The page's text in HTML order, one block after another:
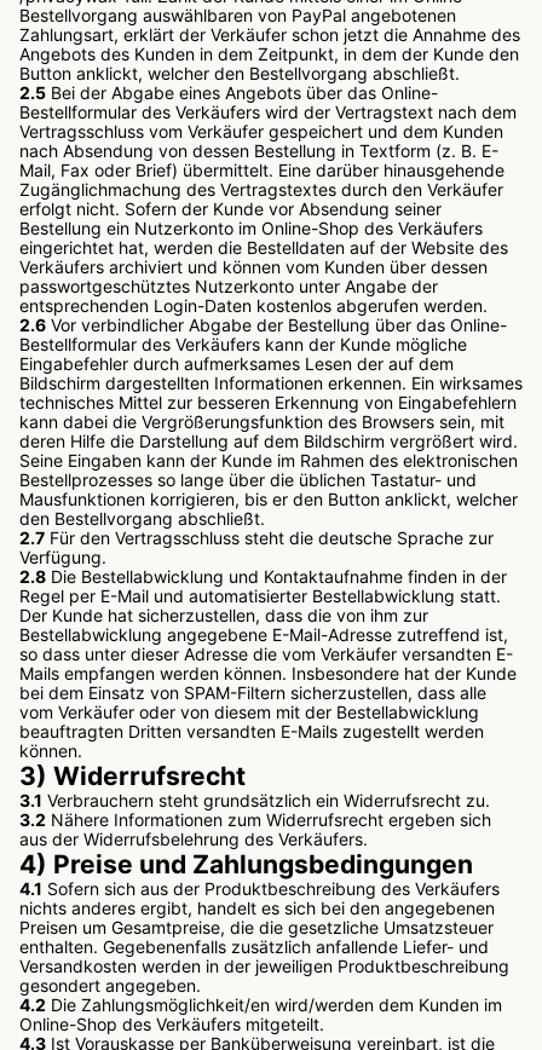
Bestellvorgang auswählbaren von PayPal angebotenen
Zahlungsart, erklärt der Verkäufer schon jetzt die Annahme des
Angebots des Kunden in dem Zeitpunkt, in dem der Kunde den
Button anklickt, welcher den Bestellvorgang abschließt.
2.5 Bei der Abgabe eines Angebots über das Online-
Bestellformular des Verkäufers wird der Vertragstext nach dem
Vertragsschluss vom Verkäufer gespeichert und dem Kunden
nach Absendung von dessen Bestellung in Textform (z. B. E-
Mail, Fax oder Brief) übermittelt. Eine darüber hinausgehende
Zugänglichmachung des Vertragstextes durch den Verkäufer
erfolgt nicht. Sofern der Kunde vor Absendung seiner
Bestellung ein Nutzerkonto im Online-Shop des Verkäufers
eingerichtet hat, werden die Bestelldaten auf der Website des
Verkäufers archiviert und können vom Kunden über dessen
passwortgeschütztes Nutzerkonto unter Angabe der
entsprechenden Login-Daten kostenlos abgerufen werden.
2.6 Vor verbindlicher Abgabe der Bestellung über das Online-
Bestellformular des Verkäufers kann der Kunde mögliche
Eingabefehler durch aufmerksames Lesen der auf dem
Bildschirm dargestellten Informationen erkennen. Ein wirksames
technisches Mittel zur besseren Erkennung von Eingabefehlern
kann dabei die Vergrößerungsfunktion des Browsers sein, mit
deren Hilfe die Darstellung auf dem Bildschirm vergrößert wird.
Seine Eingaben kann der Kunde im Rahmen des elektronischen
Bestellprozesses so lange über die üblichen Tastatur- und
Mausfunktionen korrigieren, bis er den Button anklickt, welcher
den Bestellvorgang abschließt.
2.7 Für den Vertragsschluss steht die deutsche Sprache zur
Verfügung.
2.8 Die Bestellabwicklung und Kontaktaufnahme finden in der
Regel per E-Mail und automatisierter Bestellabwicklung statt.
Der Kunde hat sicherzustellen, dass die von ihm zur
Bestellabwicklung angegebene E-Mail-Adresse zutreffend ist,
so dass unter dieser Adresse die vom Verkäufer versandten E-
Mails empfangen werden können. Insbesondere hat der Kunde
bei dem Einsatz von SPAM-Filtern sicherzustellen, dass alle
vom Verkäufer oder von diesem mit der Bestellabwicklung
beauftragten Dritten versandten E-Mails zugestellt werden
können.
3) Widerrufsrecht
3.1 Verbrauchern steht grundsätzlich ein Widerrufsrecht zu.
3.2 Nähere Informationen zum Widerrufsrecht ergeben sich
aus der Widerrufsbelehrung des Verkäufers.
4) Preise und Zahlungsbedingungen
4.1 Sofern sich aus der Produktbeschreibung des Verkäufers
nichts anderes ergibt, handelt es sich bei den angegebenen
Preisen um Gesamtpreise, die die gesetzliche Umsatzsteuer
enthalten. Gegebenenfalls zusätzlich anfallende Liefer- und
Versandkosten werden in der jeweiligen Produktbeschreibung
gesondert angegeben.
4.2 Die Zahlungsmöglichkeit/en wird/werden dem Kunden im
Online-Shop des Verkäufers mitgeteilt.
4.3 Ist Vorauskasse per Banküberweisung vereinbart, ist die